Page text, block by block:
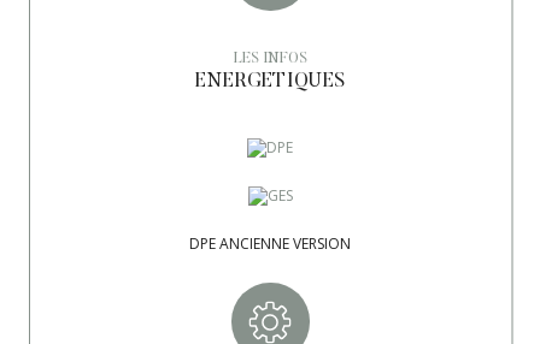
LES INFOS
ENERGETIQUES
DPE ANCIENNE VERSION